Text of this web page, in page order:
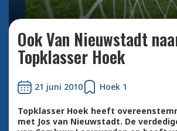
Ook Van Nieuwstadt
Topklasser Hoek
21 juni 2010 Hoek 1
Topklasser Hoek heeft
met Jos van Nieuwstadt. De